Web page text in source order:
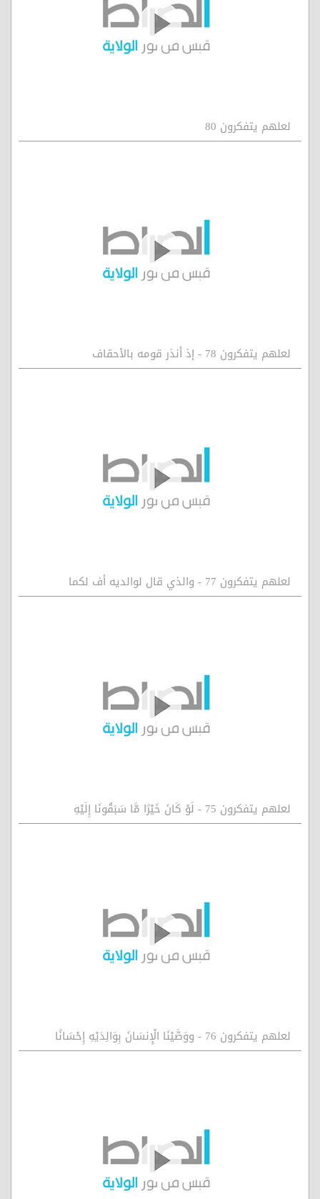
لعلهم يتفكرون 80
لعلهم يتفكرون 78 - إذ أنذر قومه بالأحقاف
لعلهم يتفكرون 77 - والذي قال لوالديه أف لكما
لعلهم يتفكرون 75 - لَوْ كَانَ خَيْرًا مَّا سَبَقُونَا إِلَيْهِ
لعلهم يتفكرون 76 - ووَصَّيْنَا الْإِنسَانَ بِوَالِدَيْهِ إِحْسَانًا